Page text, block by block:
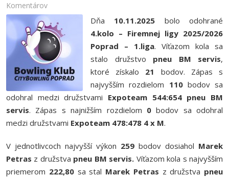
Komentárov
Dňa 10.11.2025 bolo odohrané
4.kolo – Firemnej ligy 2025/2026
Poprad – 1.liga. Víťazom kola sa
stalo družstvo pneu BM servis,
ktoré získalo 21
bodov. Zápas s
najvyšším rozdielom 110bodov sa
odohral medzi družstvami Expoteam 544:654 pneu BM
servis. Zápas s najnižším rozdielom 0bodov sa odohral
medzi družstvami Expoteam 478:478 4 x M.
V jednotlivcoch najvyšší výkon 259 bodov dosiahol Marek
Petras z družstva pneu BM servis. Víťazom kola s najvyšším
priemerom 222,80 sa stal Marek Petras z družstva pneu